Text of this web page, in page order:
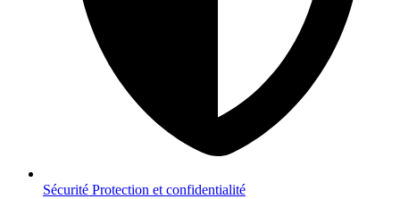
Sécurité Protection et confidentialité